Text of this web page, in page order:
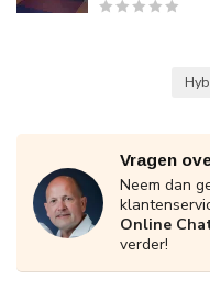
Vragen
Neem dan
Online
verder!